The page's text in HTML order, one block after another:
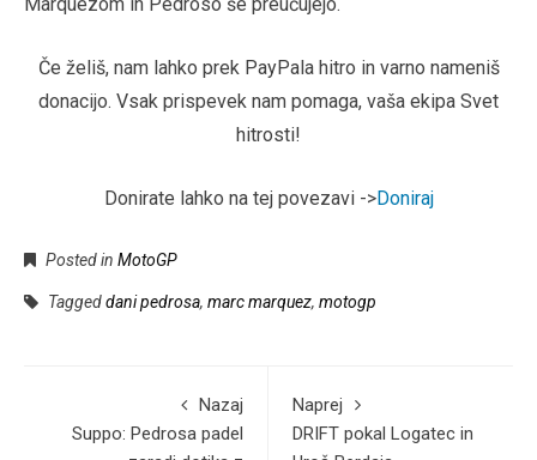
Marquezom in Pedroso še preučujejo.
Če želiš, nam lahko prek PayPala hitro in varno nameniš
donacijo. Vsak prispevek nam pomaga, vaša ekipa Svet
hitrosti!
Donirate lahko na tej povezavi ->Doniraj
Posted in MotoGP
Taggeddani pedrosa, marc marquez, motogp
Nazaj
Suppo: Pedrosa padel
Naprej
DRIFT pokal Logatec in